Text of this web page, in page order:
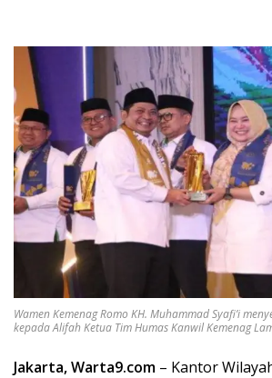
Wamen Kemenag Romo KH. Muhammad Syafi’i
kepada Alifah Ketua Tim Humas Kanwil Kemenag
Jakarta, Warta9.com – Kantor